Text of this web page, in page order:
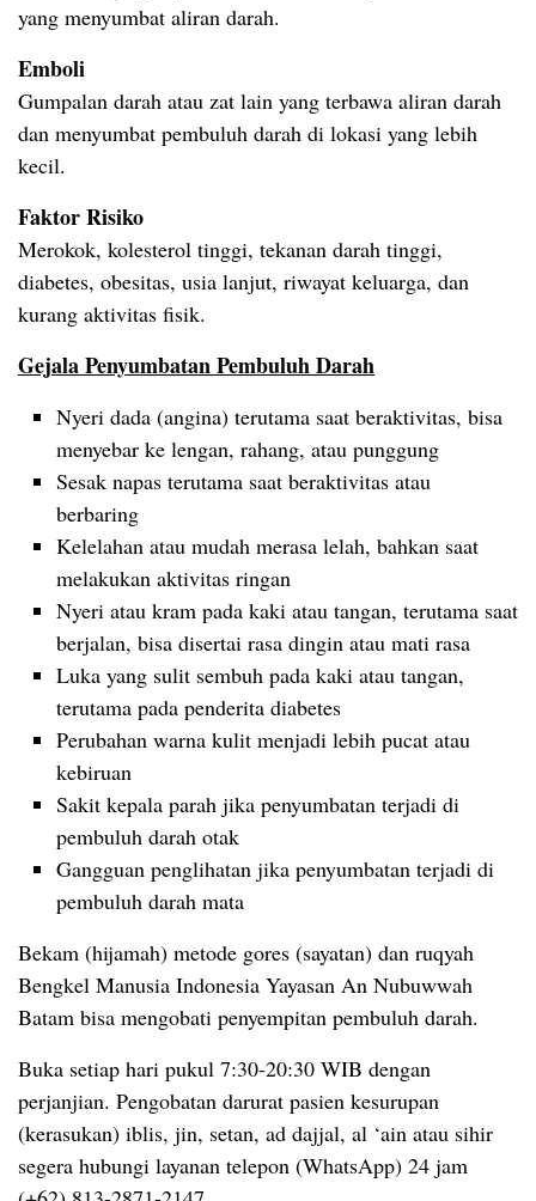
yang menyumbat aliran darah.
Emboli
Gumpalan darah atau zat lain yang terbawa aliran darah
dan menyumbat pembuluh darah di lokasi yang lebih
kecil.
Faktor Risiko
Merokok, kolesterol tinggi, tekanan darah tinggi,
diabetes, obesitas, usia lanjut, riwayat keluarga, dan
kurang aktivitas fisik.
Gejala Penyumbatan Pembuluh Darah
Nyeri dada (angina) terutama saat beraktivitas, bisa
menyebar ke lengan, rahang, atau punggung
Sesak napas terutama saat beraktivitas atau
berbaring
Kelelahan atau mudah merasa lelah, bahkan saat
melakukan aktivitas ringan
Nyeri atau kram pada kaki atau tangan, terutama saat
berjalan, bisa disertai rasa dingin atau mati rasa
Luka yang sulit sembuh pada kaki atau tangan,
terutama pada penderita diabetes
Perubahan warna kulit menjadi lebih pucat atau
kebiruan
Sakit kepala parah jika penyumbatan terjadi di
pembuluh darah otak
Gangguan penglihatan jika penyumbatan terjadi di
pembuluh darah mata
Bekam (hijamah) metode gores (sayatan) dan ruqyah
Bengkel Manusia Indonesia Yayasan An Nubuwwah
Batam bisa mengobati penyempitan pembuluh darah.
Buka setiap hari pukul 7:30-20:30 WIB dengan
perjanjian. Pengobatan darurat pasien kesurupan
(kerasukan) iblis, jin, setan, ad dajjal, al ‘ain atau sihir
segera hubungi layanan telepon (WhatsApp) 24 jam